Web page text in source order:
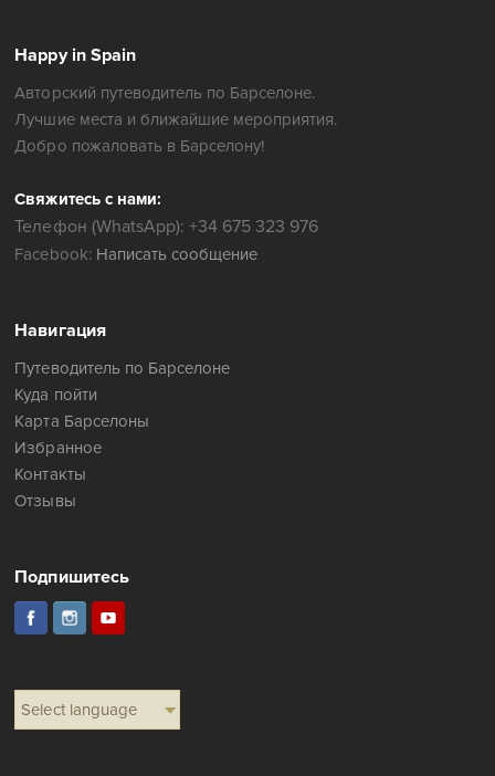
Happy in Spain
Авторский путеводитель по Барселоне.
Лучшие места и ближайшие мероприятия.
Добро пожаловать в Барселону!
Свяжитесь с нами:
Телефон (WhatsApp): +34 675 323 976
Facebook: Написать сообщение
Навигация
Путеводитель по Барселоне
Куда пойти
Карта Барселоны
Избранное
Контакты
Отзывы
Подпишитесь
Select language